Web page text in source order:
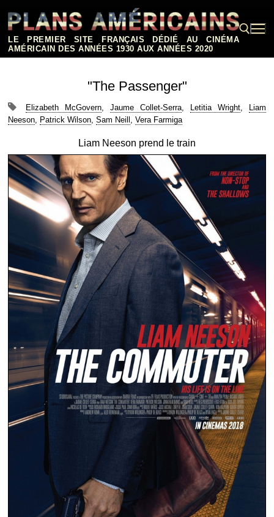
contenu
LE PREMIER SITE FRANÇAIS DÉDIÉ AU CINÉMA
AMÉRICAIN DES ANNÉES 1930 AUX ANNÉES 2020
"The Passenger"
Elizabeth McGovern, Jaume Collet-Serra, Letitia Wright,
Liam
Neeson, Patrick Wilson, Sam Neill , Vera Farmiga
Liam Neeson prend le train